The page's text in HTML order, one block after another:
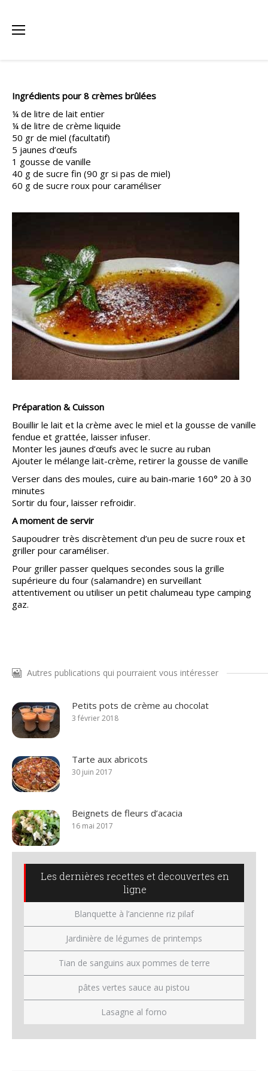
Ingrédients pour 8 crèmes brûlées
¼ de litre de lait entier
¼ de litre de crème liquide
50 gr de miel (facultatif)
5 jaunes d’œufs
1 gousse de vanille
40 g de sucre fin (90 gr si pas de miel)
60 g de sucre roux pour caraméliser
Préparation & Cuisson
Bouillir le lait et la crème avec le miel et la gousse de vanille
fendue et grattée, laisser infuser.
Monter les jaunes d’œufs avec le sucre au ruban
Ajouter le mélange lait-crème, retirer la gousse de vanille
Verser dans des moules, cuire au bain-marie 160° 20 à 30
minutes
Sortir du four, laisser refroidir.
A moment de servir
Saupoudrer très discrètement d’un peu de sucre roux et
griller pour caraméliser.
Pour griller passer quelques secondes sous la grille
supérieure du four (salamandre) en surveillant
attentivement ou utiliser un petit chalumeau type camping
gaz.
Autres publications qui pourraient vous intéresser
Petits pots de crème au chocolat
3 février 2018
Tarte aux abricots
30 juin 2017
Beignets de fleurs d’acacia
16 mai 2017
Les dernières recettes et decouvertes en
ligne
Blanquette à l’ancienne riz pilaf
Jardinière de légumes de printemps
Tian de sanguins aux pommes de terre
pâtes vertes sauce au pistou
Lasagne al forno